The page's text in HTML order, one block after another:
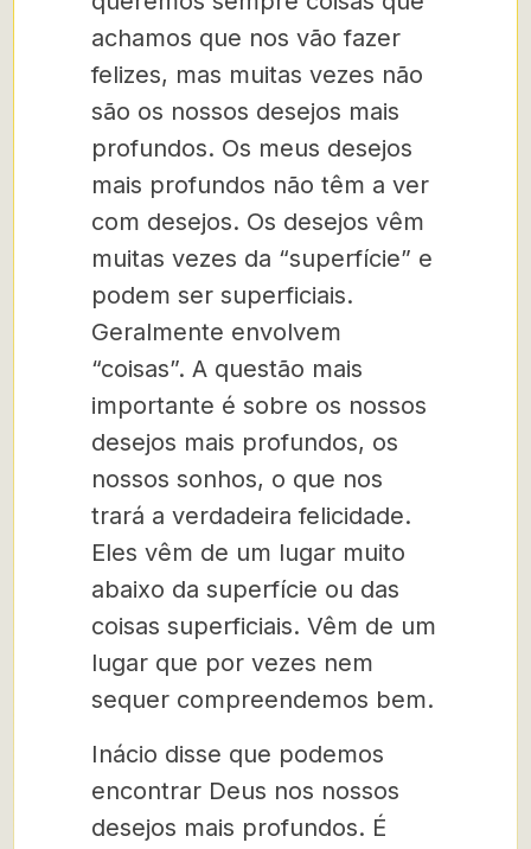
achamos que nos vão fazer
felizes, mas muitas vezes não
são os nossos desejos mais
profundos. Os meus desejos
mais profundos não têm a ver
com desejos. Os desejos vêm
muitas vezes da “superfície” e
podem ser superficiais.
Geralmente envolvem
“coisas”. A questão mais
importante é sobre os nossos
desejos mais profundos, os
nossos sonhos, o que nos
trará a verdadeira felicidade.
Eles vêm de um lugar muito
abaixo da superfície ou das
coisas superficiais. Vêm de um
lugar que por vezes nem
sequer compreendemos bem.
Inácio disse que podemos
encontrar Deus nos nossos
desejos mais profundos. É